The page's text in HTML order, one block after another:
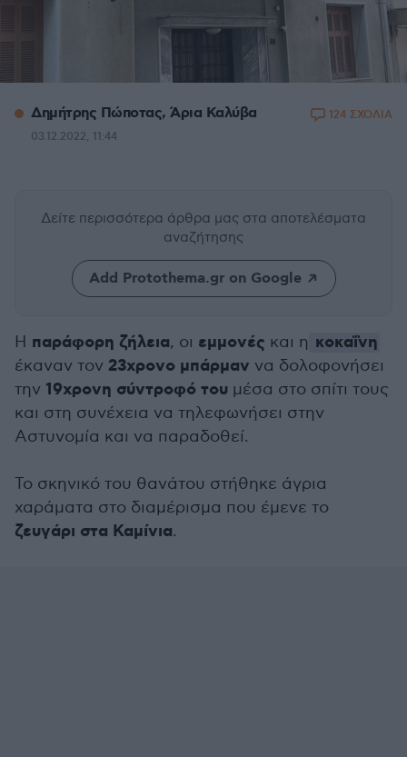
Δημήτρης Πώποτας, Άρια Καλύβα
03.12.2022, 11:44
124 ΣΧΟΛΙΑ
Δείτε περισσότερα άρθρα μας στα αποτελέσματα
αναζήτησης
Add Protothema.gr on Google
Η παράφορη ζήλεια, οι εμμονές και η κοκαΐνη
έκαναν τον 23χρονο μπάρμαν να δολοφονήσει
την 19χρονη σύντροφό του μέσα στο σπίτι τους
και στη συνέχεια να τηλεφωνήσει στην
Αστυνομία και να παραδοθεί.
Το σκηνικό του θανάτου στήθηκε άγρια
χαράματα στο διαμέρισμα που έμενε το
ζευγάρι στα Καμίνια.